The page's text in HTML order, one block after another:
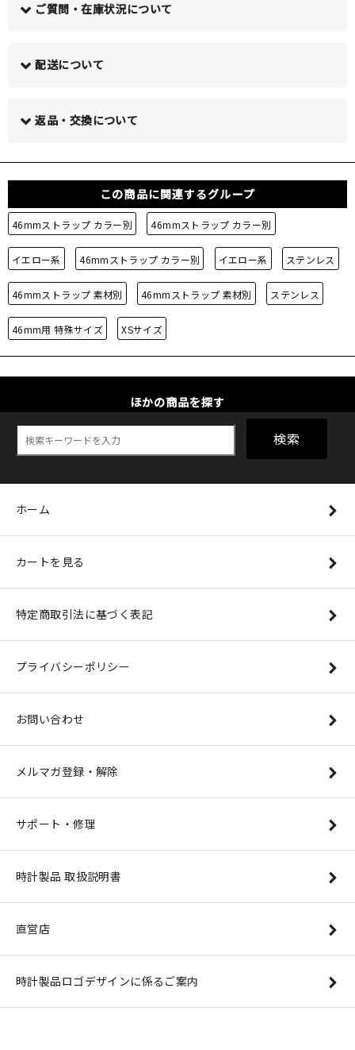
ご質問・在庫状況について
配送について
返品・交換について
この商品に関連するグループ
46mmストラップ カラー別 46mmストラップ カラー別
イエロー系 46mmストラップ カラー別 イエロー系 ステンレス
46mmストラップ 素材別 46mmストラップ 素材別 ステンレス
46mm用 特殊サイズ XSサイズ
ほかの商品を探す
検索
ホーム
カートを見る
特定商取引法に基づく表記
プライバシーポリシー
お問い合わせ
メルマガ登録・解除
サポート・修理
時計製品 取扱説明書
直営店
時計製品ロゴデザインに係るご案内